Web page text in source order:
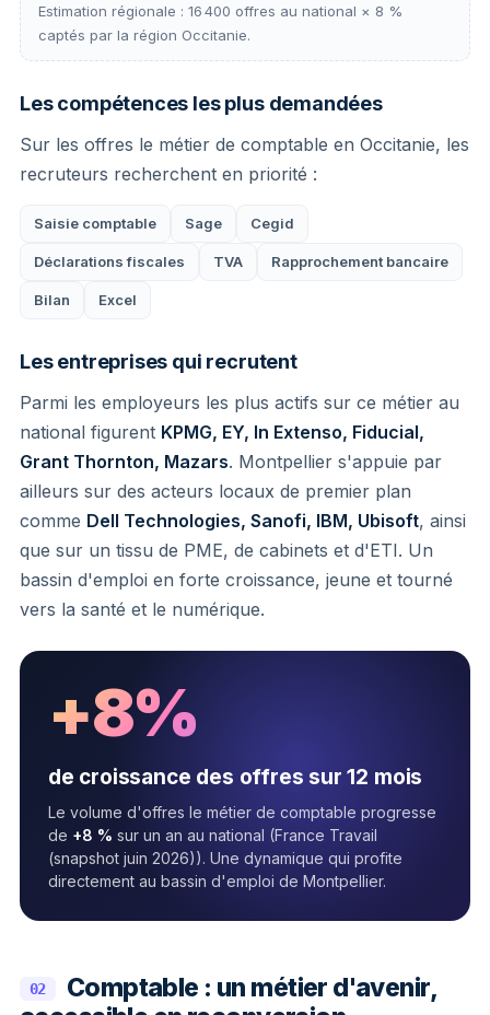
Estimation régionale : 16 400 offres au national × 8 %
captés par la région Occitanie.
Les compétences les plus demandées
Sur les offres le métier de comptable en Occitanie, les
recruteurs recherchent en priorité :
Saisie comptable Sage Cegid
Déclarations fiscales TVA Rapprochement bancaire
Bilan Excel
Les entreprises qui recrutent
Parmi les employeurs les plus actifs sur ce métier au
national figurent KPMG, EY, In Extenso, Fiducial,
Grant Thornton, Mazars. Montpellier s'appuie par
ailleurs sur des acteurs locaux de premier plan
comme Dell Technologies, Sanofi, IBM, Ubisoft, ainsi
que sur un tissu de PME, de cabinets et d'ETI. Un
bassin d'emploi en forte croissance, jeune et tourné
vers la santé et le numérique.
+8%
de croissance des offres sur 12 mois
Le volume d'offres le métier de comptable progresse
de +8 % sur un an au national (France Travail
(snapshot juin 2026)). Une dynamique qui profite
directement au bassin d'emploi de Montpellier.
02
Comptable : un métier d'avenir,